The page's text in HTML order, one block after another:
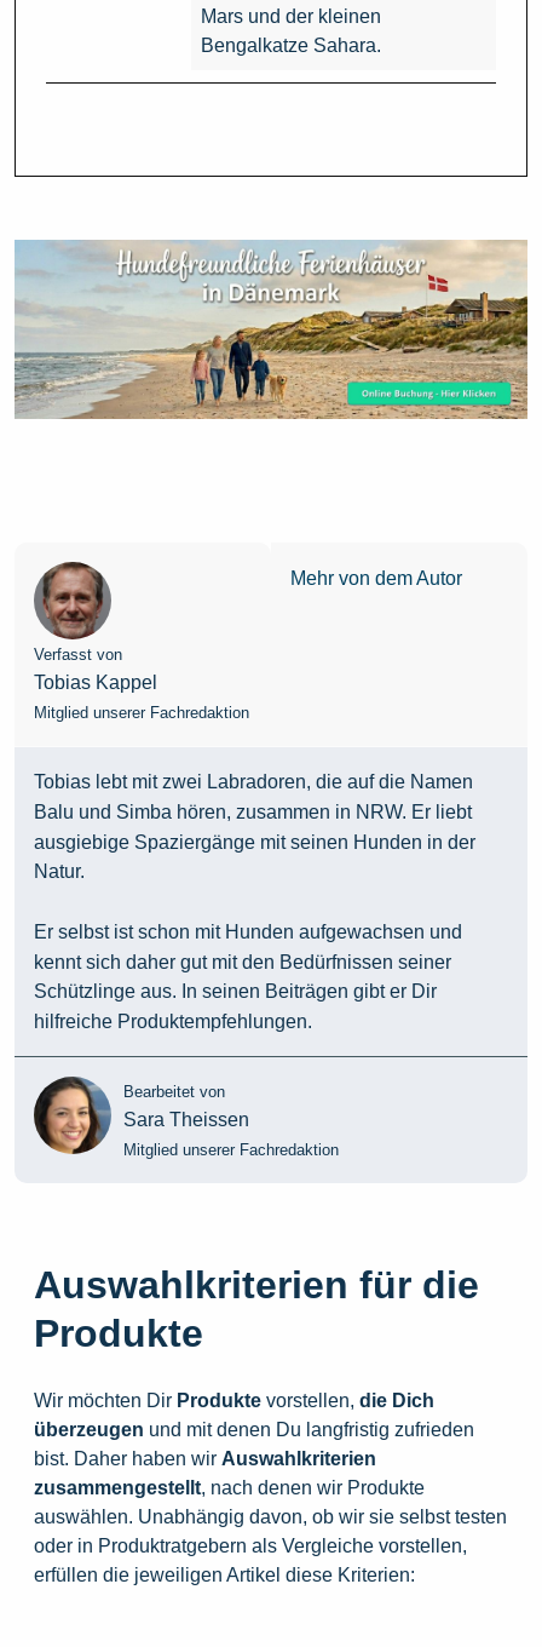
Mars und der kleinen
Bengalkatze Sahara.
Verfasst von
Tobias Kappel
Mitglied unserer Fachredaktion
Mehr von dem Autor
Tobias lebt mit zwei Labradoren, die auf die Namen
Balu und Simba hören, zusammen in NRW. Er liebt
ausgiebige Spaziergänge mit seinen Hunden in der
Natur.
Er selbst ist schon mit Hunden aufgewachsen und
kennt sich daher gut mit den Bedürfnissen seiner
Schützlinge aus. In seinen Beiträgen gibt er Dir
hilfreiche Produktempfehlungen.
Bearbeitet von
Sara Theissen
Mitglied unserer Fachredaktion
Auswahlkriterien für die
Produkte
Wir möchten Dir Produkte vorstellen, die Dich
überzeugen und mit denen Du langfristig zufrieden
bist. Daher haben wir Auswahlkriterien
zusammengestellt, nach denen wir Produkte
auswählen. Unabhängig davon, ob wir sie selbst testen
oder in Produktratgebern als Vergleiche vorstellen,
erfüllen die jeweiligen Artikel diese Kriterien: